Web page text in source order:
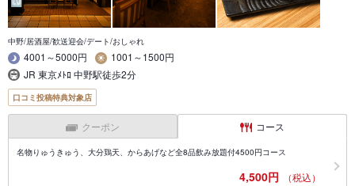
中野/居酒屋/歓送迎会/デート/おしゃれ
4001～5000円
1001～1500円
JR 東京ﾒﾄﾛ 中野駅徒歩2分
口コミ投稿特典対象店
クーポン コース
名物りゅうきゅう、大分鶏天、からあげなど全8品飲み放題付4500円コース
4,500円 （税込）